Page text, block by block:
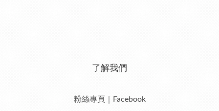
了解我們
粉絲專頁｜Facebook